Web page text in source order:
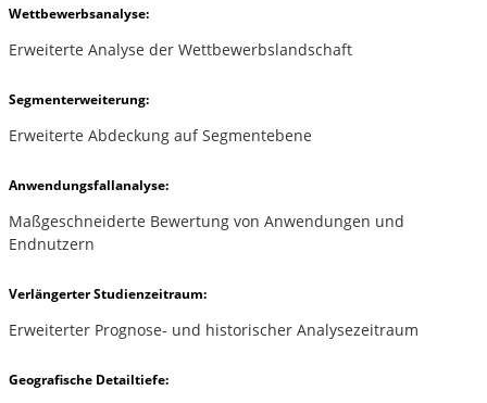
Wettbewerbsanalyse:
Erweiterte Analyse der Wettbewerbslandschaft
Segmenterweiterung:
Erweiterte Abdeckung auf Segmentebene
Anwendungsfallanalyse:
Maßgeschneiderte Bewertung von Anwendungen und
Endnutzern
Verlängerter Studienzeitraum:
Erweiterter Prognose- und historischer Analysezeitraum
Geografische Detailtiefe: